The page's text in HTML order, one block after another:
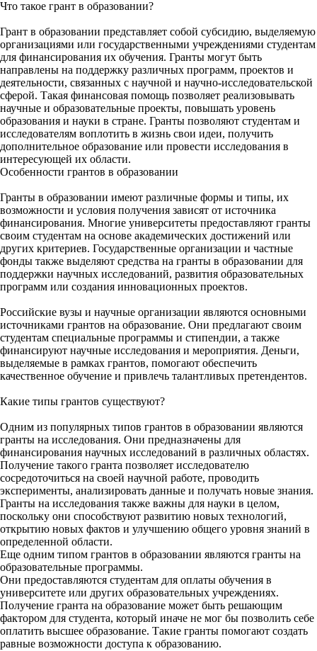
Что такое грант в образовании?
Грант в образовании представляет собой субсидию, выделяемую
организациями или государственными учреждениями студентам
для финансирования их обучения. Гранты могут быть
направлены на поддержку различных программ, проектов и
деятельности, связанных с научной и научно-исследовательской
сферой. Такая финансовая помощь позволяет реализовывать
научные и образовательные проекты, повышать уровень
образования и науки в стране. Гранты позволяют студентам и
исследователям воплотить в жизнь свои идеи, получить
дополнительное образование или провести исследования в
интересующей их области.
Особенности грантов в образовании
Гранты в образовании имеют различные формы и типы, их
возможности и условия получения зависят от источника
финансирования. Многие университеты предоставляют гранты
своим студентам на основе академических достижений или
других критериев. Государственные организации и частные
фонды также выделяют средства на гранты в образовании для
поддержки научных исследований, развития образовательных
программ или создания инновационных проектов.
Российские вузы и научные организации являются основными
источниками грантов на образование. Они предлагают своим
студентам специальные программы и стипендии, а также
финансируют научные исследования и мероприятия. Деньги,
выделяемые в рамках грантов, помогают обеспечить
качественное обучение и привлечь талантливых претендентов.
Какие типы грантов существуют?
Одним из популярных типов грантов в образовании являются
гранты на исследования. Они предназначены для
финансирования научных исследований в различных областях.
Получение такого гранта позволяет исследователю
сосредоточиться на своей научной работе, проводить
эксперименты, анализировать данные и получать новые знания.
Гранты на исследования также важны для науки в целом,
поскольку они способствуют развитию новых технологий,
открытию новых фактов и улучшению общего уровня знаний в
определенной области.
Еще одним типом грантов в образовании являются гранты на
образовательные программы.
Они предоставляются студентам для оплаты обучения в
университете или других образовательных учреждениях.
Получение гранта на образование может быть решающим
фактором для студента, который иначе не мог бы позволить себе
оплатить высшее образование. Такие гранты помогают создать
равные возможности доступа к образованию.